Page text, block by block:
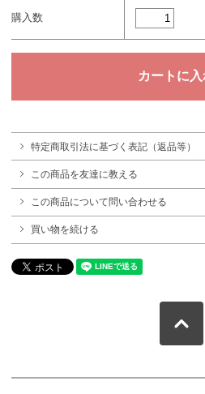
購入数
特定商取引法に基づく表記（返品等）
この商品を友達に教える
この商品について問い合わせる
買い物を続ける